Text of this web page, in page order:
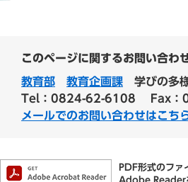
このページに関するお問い合わ
教育部 教育企画課
学びの多
Tel：0824-62-6108
Fax
メールでのお問い合わせはこち
PDF形式のフ